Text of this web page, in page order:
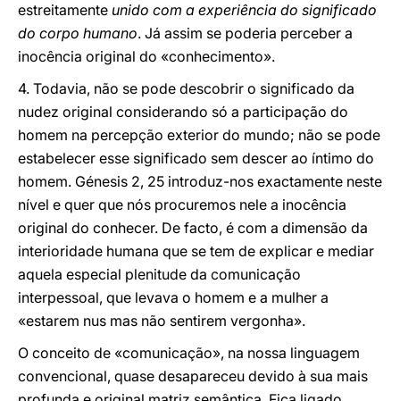
estreitamente unido com a experiência do significado
do corpo humano. Já assim se poderia perceber a
inocência original do «conhecimento».
4. Todavia, não se pode descobrir o significado da
nudez original considerando só a participação do
homem na percepção exterior do mundo; não se pode
estabelecer esse significado sem descer ao íntimo do
homem. Génesis 2, 25 introduz-nos exactamente neste
nível e quer que nós procuremos nele a inocência
original do conhecer. De facto, é com a dimensão da
interioridade humana que se tem de explicar e mediar
aquela especial plenitude da comunicação
interpessoal, que levava o homem e a mulher a
«estarem nus mas não sentirem vergonha».
O conceito de «comunicação», na nossa linguagem
convencional, quase desapareceu devido à sua mais